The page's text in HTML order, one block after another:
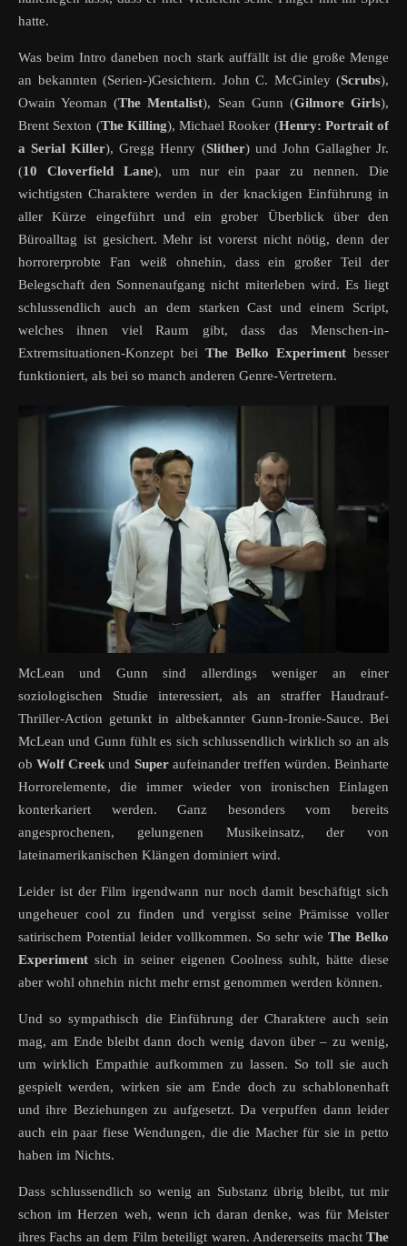
hatte.
Was beim Intro daneben noch stark auffällt ist die große Menge
an bekannten (Serien-)Gesichtern. John C. McGinley (Scrubs),
Owain Yeoman (The Mentalist), Sean Gunn (Gilmore Girls),
Brent Sexton (The Killing), Michael Rooker (Henry: Portrait of
a Serial Killer), Gregg Henry (Slither) und John Gallagher Jr.
(10 Cloverfield Lane), um nur ein paar zu nennen. Die
wichtigsten Charaktere werden in der knackigen Einführung in
aller Kürze eingeführt und ein grober Überblick über den
Büroalltag ist gesichert. Mehr ist vorerst nicht nötig, denn der
horrorerprobte Fan weiß ohnehin, dass ein großer Teil der
Belegschaft den Sonnenaufgang nicht miterleben wird. Es liegt
schlussendlich auch an dem starken Cast und einem Script,
welches ihnen viel Raum gibt, dass das Menschen-in-
Extremsituationen-Konzept bei The Belko Experiment besser
funktioniert, als bei so manch anderen Genre-Vertretern.
McLean und Gunn sind allerdings weniger an einer
soziologischen Studie interessiert, als an straffer Haudrauf-
Thriller-Action getunkt in altbekannter Gunn-Ironie-Sauce. Bei
McLean und Gunn fühlt es sich schlussendlich wirklich so an als
obWolf Creekund Superaufeinander treffen würden. Beinharte
Horrorelemente, die immer wieder von ironischen Einlagen
konterkariert werden. Ganz besonders vom bereits
angesprochenen, gelungenen Musikeinsatz, der von
lateinamerikanischen Klängen dominiert wird.
Leider ist der Film irgendwann nur noch damit beschäftigt sich
ungeheuer cool zu finden und vergisst seine Prämisse voller
satirischem Potential leider vollkommen. So sehr wie The Belko
Experiment sich in seiner eigenen Coolness suhlt, hätte diese
aber wohl ohnehin nicht mehr ernst genommen werden können.
Und so sympathisch die Einführung der Charaktere auch sein
mag, am Ende bleibt dann doch wenig davon über – zu wenig,
um wirklich Empathie aufkommen zu lassen. So toll sie auch
gespielt werden, wirken sie am Ende doch zu schablonenhaft
und ihre Beziehungen zu aufgesetzt. Da verpuffen dann leider
auch ein paar fiese Wendungen, die die Macher für sie in petto
haben im Nichts.
Dass schlussendlich so wenig an Substanz übrig bleibt, tut mir
schon im Herzen weh, wenn ich daran denke, was für Meister
ihres Fachs an dem Film beteiligt waren. Andererseits macht The